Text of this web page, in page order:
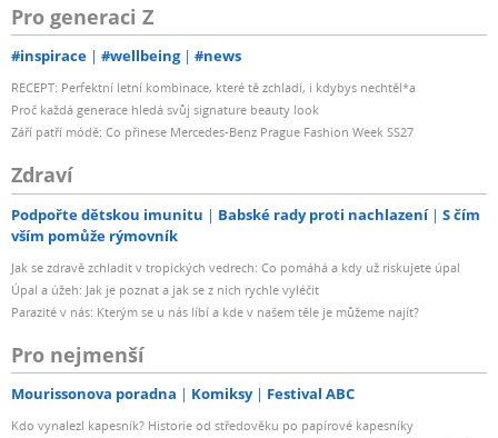
Pro generaci Z
#inspirace #wellbeing #news
RECEPT: Perfektní letní kombinace, které tě zchladí, i kdybys nechtěl*a
Proč každá generace hledá svůj signature beauty look
Září patří módě: Co přinese Mercedes-Benz Prague Fashion Week SS27
Zdraví
Podpořte dětskou imunitu Babské rady proti nachlazení
S čím
vším pomůže rýmovník
Jak se zdravě zchladit v tropických vedrech: Co pomáhá a kdy už riskujete úpal
Úpal a úžeh: Jak je poznat a jak se z nich rychle vyléčit
Parazité v nás: Kterým se u nás líbí a kde v našem těle je můžeme najít?
Pro nejmenší
Mourissonova poradna Komiksy Festival ABC
Kdo vynalezl kapesník? Historie od středověku po papírové kapesníky